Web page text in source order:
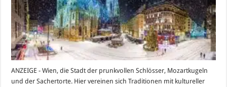
ANZEIGE - Wien, die Stadt der prunkvollen Schlösser, Mozartkugeln
und der Sachertorte. Hier vereinen sich Traditionen mit kultureller